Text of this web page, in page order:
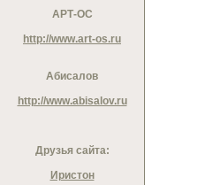
АРТ-ОС
http://www.art-os.ru
Абисалов
http://www.abisalov.ru
Друзья сайта:
Иристон